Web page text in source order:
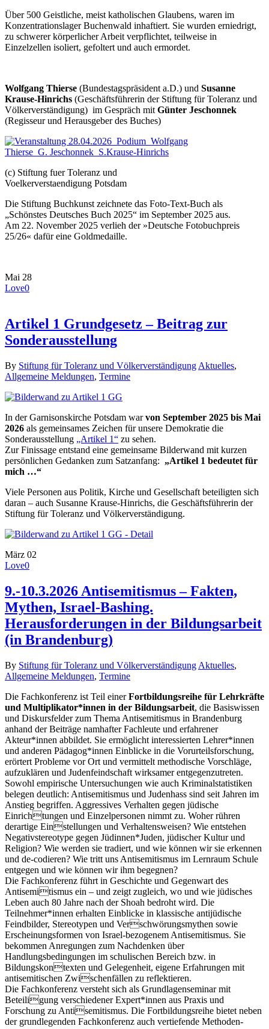
Über 500 Geistliche, meist katholischen Glaubens, waren im
Konzentrationslager Buchenwald inhaftiert. Sie wurden erniedrigt,
zu schwerer körperlicher Arbeit verpflichtet, teilweise in
Einzelzellen isoliert, gefoltert und auch ermordet.
Wolfgang Thierse (Bundestagspräsident a.D.) und Susanne
Krause-Hinrichs (Geschäftsführerin der Stiftung für Toleranz und
Völkerverständigung) im Gespräch mit Günter Jeschonnek
(Regisseur und Herausgeber des Buches)
(c) Stiftung fuer Toleranz und
Voelkerverstaendigung Potsdam
Die Stiftung Buchkunst zeichnete das Foto-Text-Buch als
„Schönstes Deutsches Buch 2025“ im September 2025 aus.
Am 22. November 2025 verlieh der »Deutsche Fotobuchpreis
25/26« dafür eine Goldmedaille.
Mai 28
Love0
Artikel 1 Grundgesetz – Beitrag zur
Sonderausstellung
By Stiftung für Toleranz und Völkerverständigung Aktuelles,
Allgemeine Meldungen, Termine
In der Garnisonskirche Potsdam warvon September 2025 bis Mai
2026 als gemeinsames Zeichen für unsere Demokratie die
Sonderausstellung „Artikel 1“ zu sehen.
Zur Finissage entstand eine gemeinsame Bilderwand mit kurzen
persönlichen Gedanken zum Satzanfang: „Artikel 1 bedeutet für
mich …“
Viele Personen aus Politik, Kirche und Gesellschaft beteiligten sich
daran – auch Susanne Krause-Hinrichs, die Geschäftsführerin der
Stiftung für Toleranz und Völkerverständigung.
März 02
Love0
9.-10.3.2026 Antisemitismus – Fakten,
Mythen, Israel-Bashing.
Herausforderungen in der Bildungsarbeit
(in Brandenburg)
By Stiftung für Toleranz und Völkerverständigung Aktuelles,
Allgemeine Meldungen, Termine
Die Fachkonferenz ist Teil einerFortbildungsreihe für Lehrkräfte
und Multiplikator*innen in der Bildungsarbeit, die Basiswissen
und Diskursfelder zum Thema Antisemitismus in Brandenburg
anhand der Beiträge namhafter Fachleute und erfahrener
Akteur*innen abbildet. Sie ermöglicht interessierten Lehrer*innen
und anderen Pädagog*innen Einblicke in die Vorurteilsforschung,
erörtert Probleme vor Ort und vermittelt methodische Vorschläge,
aufzuklären und Judenfeindschaft wirksamer entgegenzutreten.
Sowohl empirische Untersuchungen wie auch Kriminalstatistiken
belegen deutlich: Antisemitismus und Judenhass sind seit Jahren im
Anstieg begriffen. Aggressives Verhalten gegen jüdische
Einrichtungen und Einzelpersonen nimmt zu. Woher rühren
derartige Einstellungen und Verhaltensweisen? Wie entstehen
Negativstereotype gegen Jüdinnen*Juden, jüdischer Kultur und
Religion? Wie werden sie tradiert, und wie können wir sie erkennen
und de-codieren? Wie tritt uns Antisemitismus im Lernraum Schule
entgegen und wie können wir ihm begegnen?
Die Fachkonferenz führt in Geschichte und Gegenwart des
Antisemitismus ein – und zeigt zugleich, wo und wie jüdisches
Leben auch 80 Jahre nach der Shoah bedroht wird. Die
Teilnehmer*innen erhalten Einblicke in klassische antijüdische
Feindbilder, Stereotypen und Verschwörungsmythen sowie
Erscheinungsformen von Israel-bezogenem Antisemitismus. Sie
bekommen Anregungen zum Nachdenken über
Handlungsbedingungen im schulischen Bereich bzw. in
Bildungskontexten und Gelegenheit, eigene Erfahrungen mit
antisemitischen Zwischenfällen zu reflektieren.
Die Fachkonferenz versteht sich als Grundlagenseminar mit
Beteiligung verschiedener Expert*innen aus Praxis und
Forschung zu Antisemitismus. Die Fortbildungsreihe bietet neben
der grundlegenden Fachkonferenz auch vertiefende Methoden-